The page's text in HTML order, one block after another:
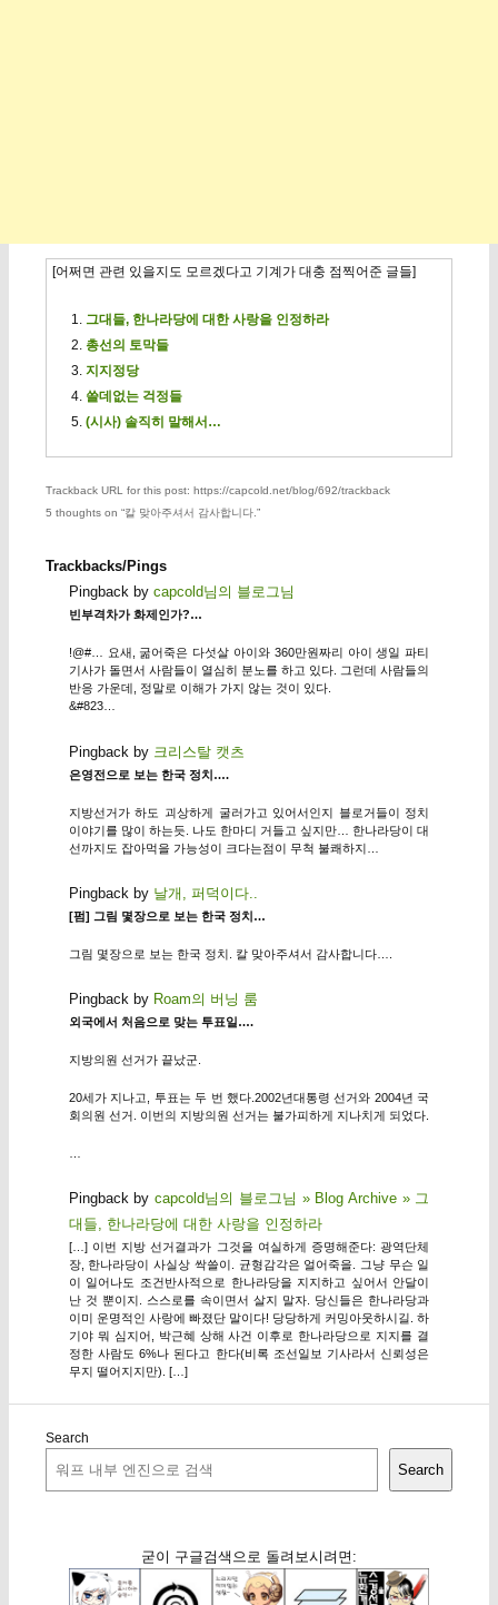
[어쩌면 관련 있을지도 모르겠다고 기계가 대충 점찍어준 글들]
그대들, 한나라당에 대한 사랑을 인정하라
총선의 토막들
지지정당
쓸데없는 걱정들
(시사) 솔직히 말해서…
Trackback URL for this post: https://capcold.net/blog/692/trackback
5 thoughts on “칼 맞아주셔서 감사합니다.”
Trackbacks/Pings
Pingback by capcold님의 블로그님
빈부격차가 화제인가?…
!@#… 요새, 굶어죽은 다섯살 아이와 360만원짜리 아이 생일 파티
기사가 돌면서 사람들이 열심히 분노를 하고 있다. 그런데 사람들의
반응 가운데, 정말로 이해가 가지 않는 것이 있다.
&#823…
Pingback by 크리스탈 캣츠
은영전으로 보는 한국 정치….
지방선거가 하도 괴상하게 굴러가고 있어서인지 블로거들이 정치
이야기를 많이 하는듯. 나도 한마디 거들고 싶지만… 한나라당이 대
선까지도 잡아먹을 가능성이 크다는점이 무척 불쾌하지…
Pingback by 날개, 퍼덕이다..
[펌] 그림 몇장으로 보는 한국 정치…
그림 몇장으로 보는 한국 정치. 칼 맞아주셔서 감사합니다….
Pingback by Roam의 버닝 룸
외국에서 처음으로 맞는 투표일….
지방의원 선거가 끝났군.
20세가 지나고, 투표는 두 번 했다.2002년대통령 선거와 2004년 국
회의원 선거. 이번의 지방의원 선거는 불가피하게 지나치게 되었다.
Pingback bycapcold님의 블로그님 » Blog Archive » 그
대들, 한나라당에 대한 사랑을 인정하라
[…] 이번 지방 선거결과가 그것을 여실하게 증명해준다: 광역단체
장, 한나라당이 사실상 싹쓸이. 균형감각은 얼어죽을. 그냥 무슨 일
이 일어나도 조건반사적으로 한나라당을 지지하고 싶어서 안달이
난 것 뿐이지. 스스로를 속이면서 살지 말자. 당신들은 한나라당과
이미 운명적인 사랑에 빠졌단 말이다! 당당하게 커밍아웃하시길. 하
기야 뭐 심지어, 박근혜 상해 사건 이후로 한나라당으로 지지를 결
정한 사람도 6%나 된다고 한다(비록 조선일보 기사라서 신뢰성은
무지 떨어지지만). […]
Search
Search
굳이 구글검색으로 돌려보시려면: